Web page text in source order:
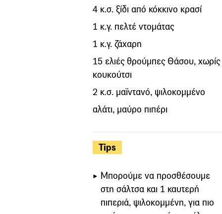
4 κ.σ. ξίδι από κόκκινο κρασί
1 κ.γ. πελτέ ντομάτας
1 κ.γ. ζάχαρη
15 ελιές θρούμπες Θάσου, χωρίς
κουκούτσι
2 κ.σ. μαϊντανό, ψιλοκομμένο
αλάτι, μαύρο πιπέρι
Tips
Μπορούμε να προσθέσουμε
στη σάλτσα και 1 καυτερή
πιπεριά, ψιλοκομμένη, για πιο